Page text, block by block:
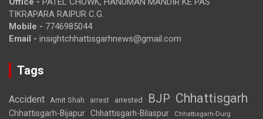
TIKRAPARA RAIPUR C.G.
Mobile - 7746985044
Email - insightchhattisgarhnews@gmail.com
Tags
Accident Amit Shah arrest arrested BJP Chhattisgarh
Chhattisgarh-Bijapur Chhattisgarh-Bilaspur Chhattisgarh-Durg